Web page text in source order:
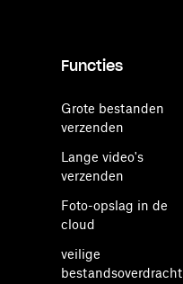
Functies
Grote bestanden
verzenden
Lange video's
verzenden
Foto-opslag in de
cloud
veilige
bestandsoverdracht